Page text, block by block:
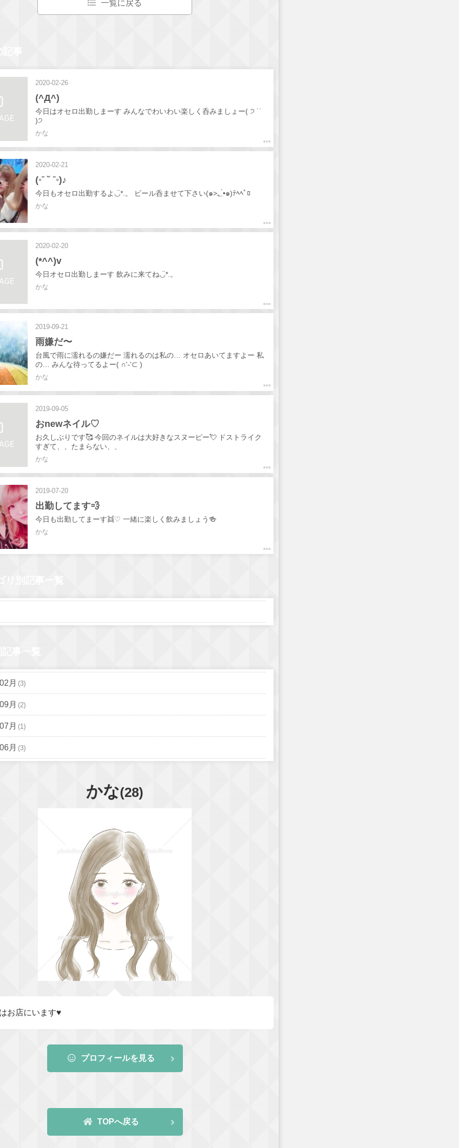
一覧に戻る
2020-02-26
(^Д^)
今日はオセロ出勤しまーす みんなでわいわい楽しく呑みましょー( ੭ ˙˙
)੭
かな
2020-02-21
(◦ˉ ˘ ˉ◦)♪
今日もオセロ出勤するよ◡̈*.。 ビール呑ませて下さい(๑>؂•̀๑)ﾃﾍﾍﾟﾛ
かな
2020-02-20
(*^^)v
今日オセロ出勤しまーす 飲みに来てね◡̈*.。
かな
2019-09-21
雨嫌だ〜
台風で雨に濡れるの嫌だー 濡れるのは私の… オセロあいてますよー 私
の… みんな待ってるよー( ∩'-'⊂ )
かな
2019-09-05
おnewネイル♡
お久しぶりです🥰 今回のネイルは大好きなスヌーピー💘 ドストライク
すぎて、、たまらない、、
かな
2019-07-20
出勤してます💨
今日も出勤してまーす👯♡ 一緒に楽しく飲みましょう🍻
かな
月 (3)
月 (2)
月 (1)
月 (3)
かな(28)
お店にいます♥
プロフィールを見る
TOPへ戻る